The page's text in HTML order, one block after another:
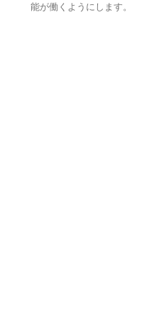
能が働くようにします。